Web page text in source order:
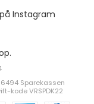
Instagram
Sparekassen
kode VRSPDK22